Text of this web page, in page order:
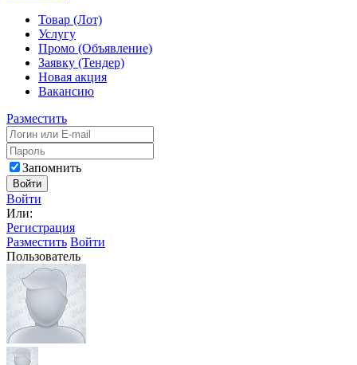
Товар (Лот)
Услугу
Промо (Объявление)
Заявку (Тендер)
Новая акция
Вакансию
Разместить
Запомнить
Войти
Войти
Или:
Регистрация
Разместить Войти
Пользователь